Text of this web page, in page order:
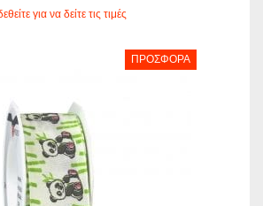
για να δείτε τις τιμές
ΠΡΟΣΦΟΡΆ